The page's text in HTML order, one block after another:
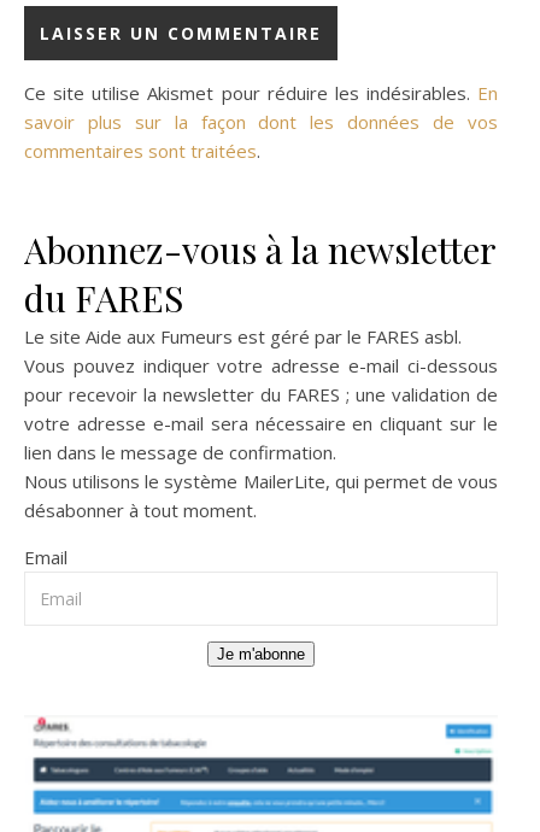
Ce site utilise Akismet pour réduire les indésirables. En
savoir plus sur la façon dont les données de vos
commentaires sont traitées.
Abonnez-vous à la newsletter
du FARES
Le site Aide aux Fumeurs est géré par le FARES asbl.
Vous pouvez indiquer votre adresse e-mail ci-dessous
pour recevoir la newsletter du FARES ; une validation de
votre adresse e-mail sera nécessaire en cliquant sur le
lien dans le message de confirmation.
Nous utilisons le système MailerLite, qui permet de vous
désabonner à tout moment.
Email
Je m'abonne